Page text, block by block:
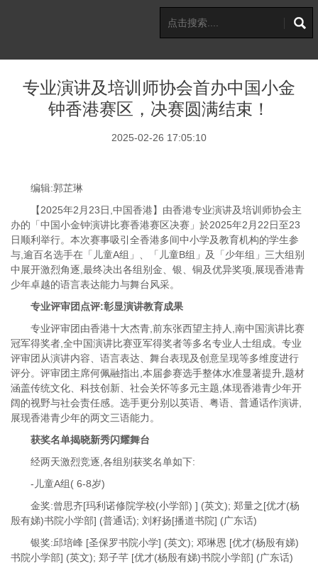
专业演讲及培训师协会首办中国小金
钟香港赛区，决赛圆满结束！
2025-02-26 17:05:10
编辑:郭芷琳
【2025年2月23日,中国香港】由香港专业演讲及培训师协会主
办的「中国小金钟演讲比赛香港赛区决赛」於2025年2月22日至23
日顺利举行。本次赛事吸引全香港多间中小学及教育机构的学生参
与,逾百名选手在「儿童A组」、「儿童B组」及「少年组」三大组别
中展开激烈角逐,最终决出各组别金、银、铜及优异奖项,展现香港青
少年卓越的语言表达能力与舞台风采。
专业评审团点评:彰显演讲教育成果
专业评审团由香港十大杰青,前东张西望主持人,南中国演讲比赛
冠军得奖者,全中国演讲比赛亚军得奖者等多名专业人士组成。专业
评审团从演讲内容、语言表达、舞台表现及创意呈现等多维度进行
评分。评审团主席何佩融指出,本届参赛选手整体水准显著提升,题材
涵盖传统文化、科技创新、社会关怀等多元主题,体现香港青少年开
阔的视野与社会责任感。选手更分别以英语、粤语、普通话作演讲,
展现香港青少年的两文三语能力。
获奖名单揭晓新秀闪耀舞台
经两天激烈竞逐,各组别获奖名单如下:
-儿童A组( 6-8岁)
金奖:曾思齐[玛利诺修院学校(小学部) ] (英文); 郑量之[优才(杨
殷有娣)书院小学部] (普通话); 刘籽扬[播道书院] (广东话)
银奖:邱培峰 [圣保罗书院小学] (英文); 邓琳恩 [优才(杨殷有娣)
书院小学部] (英文); 郑子芊 [优才(杨殷有娣)书院小学部] (广东话)